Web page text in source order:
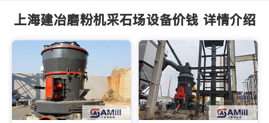
上海建冶磨粉机采石场设备价钱 详情介绍